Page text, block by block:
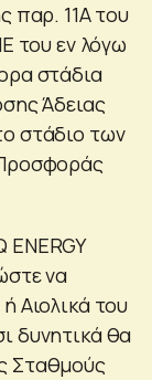
παρ. 11Α του
του εν λόγω
στάδια
Άδειας
στάδιο των
να
Αιολικά του
δυνητικά θα
Σταθμούς